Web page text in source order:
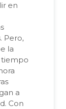
en
Pero,
la
tiempo
a
Con